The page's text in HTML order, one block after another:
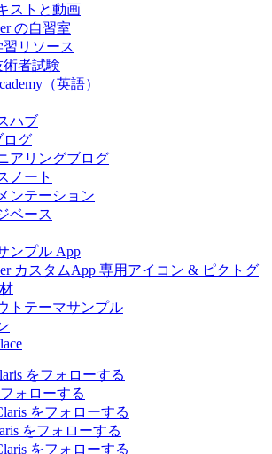
ストと動画
の自習室
習リソース
術者試験
（英語）
ハブ
ログ
アリングブログ
ノート
ンテーション
ベース
ンプル App
カスタムApp 専用アイコン & ピクトグ
トテーマサンプル
をフォローする
ォローする
をフォローする
をフォローする
をフォローする